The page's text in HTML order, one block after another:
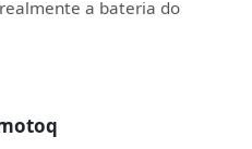
a bateria do